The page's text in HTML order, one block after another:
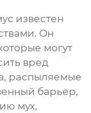
известен
Он
могут
вред
распыляемые
барьер,
мух,